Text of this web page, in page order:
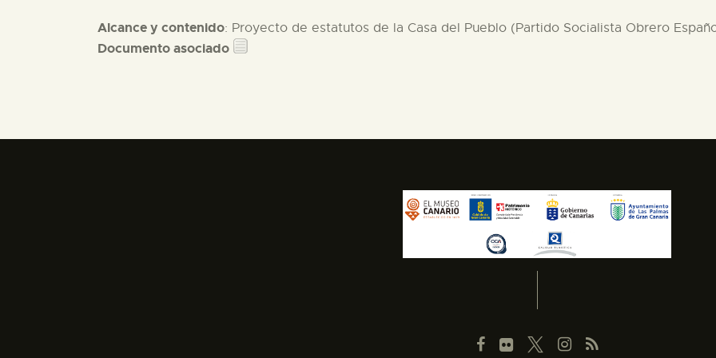
Alcance y contenido: Proyecto de estatutos de la Casa del Pueblo (Partido Socialista Obrero
Documento asociado